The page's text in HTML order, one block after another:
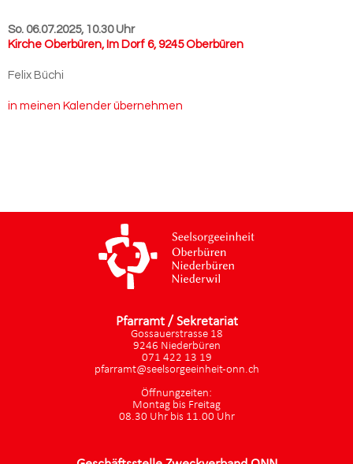
So. 06.07.2025, 10.30 Uhr
Kirche Oberbüren, Im Dorf 6, 9245 Oberbüren
Felix Büchi
in meinen Kalender übernehmen
Pfarramt / Sekretariat
Gossauerstrasse 18
9246 Niederbüren
071 422 13 19
pfarramt@seelsorgeeinheit-onn.ch
Öffnungzeiten:
Montag bis Freitag
08.30 Uhr bis 11.00 Uhr